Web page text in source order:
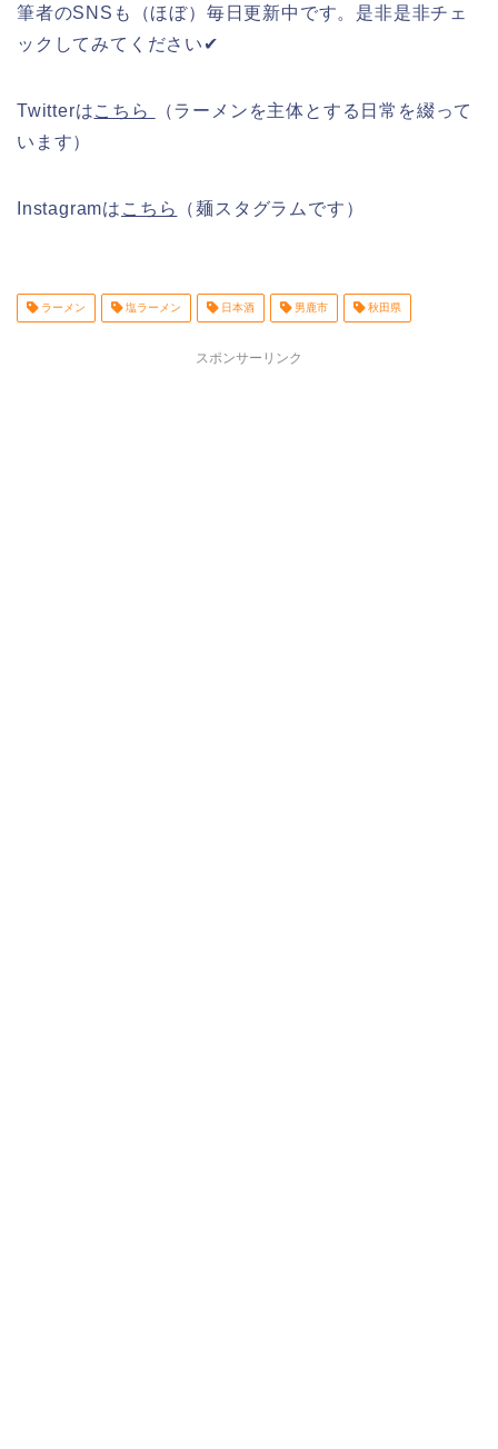
筆者のSNSも（ほぼ）毎日更新中です。是非是非チェ
ックしてみてください✔︎
Twitterはこちら
（ラーメンを主体とする日常を綴って
います）
Instagramは こちら （麺スタグラムです）
ラーメン 塩ラーメン 日本酒 男鹿市 秋田県
スポンサーリンク